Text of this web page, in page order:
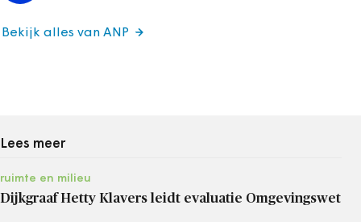
Bekijk alles van ANP
Lees meer
ruimte en milieu
Dijkgraaf Hetty Klavers leidt evaluatie Omgevingswet